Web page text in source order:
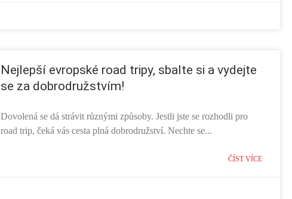
Nejlepší evropské road tripy, sbalte si a vydejte
se za dobrodružstvím!
Dovolená se dá strávit různými způsoby. Jestli jste se rozhodli pro
road trip, čeká vás cesta plná dobrodružství. Nechte se...
ČÍST VÍCE